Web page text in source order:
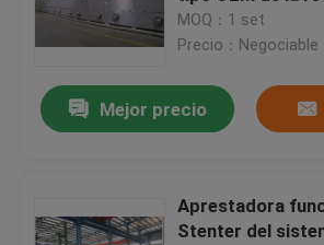
Control de calidad
Éntrenos en contacto con
aire
MOQ：1 set
Precio：Negociable
Mejor precio
Aprestadora
Stenter del